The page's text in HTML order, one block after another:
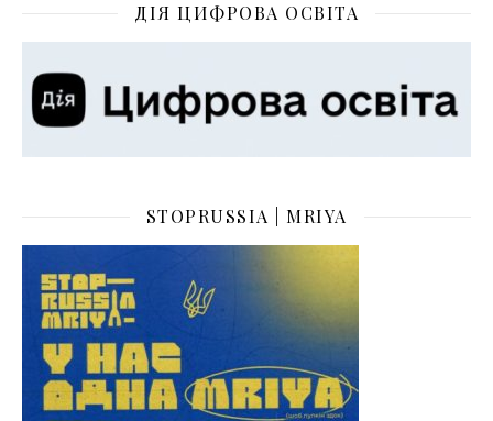
ДІЯ ЦИФРОВА ОСВІТА
STOPRUSSIA | MRIYA